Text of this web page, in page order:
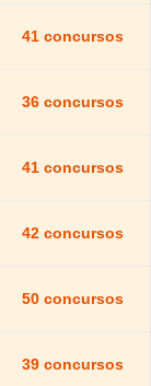
41 concursos
36 concursos
41 concursos
42 concursos
50 concursos
39 concursos